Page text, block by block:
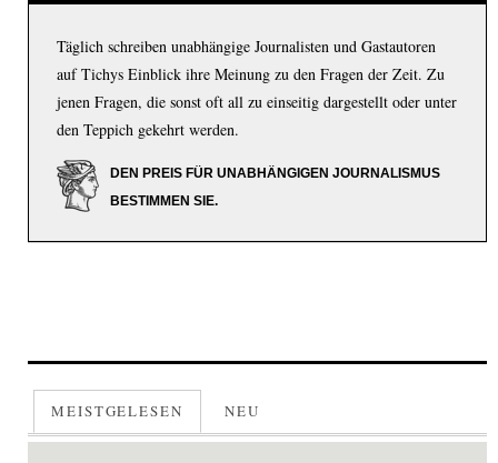
Täglich schreiben unabhängige Journalisten und Gastautoren
auf Tichys Einblick ihre Meinung zu den Fragen der Zeit. Zu
jenen Fragen, die sonst oft all zu einseitig dargestellt oder unter
den Teppich gekehrt werden.
DEN PREIS FÜR UNABHÄNGIGEN JOURNALISMUS
BESTIMMEN SIE.
MEISTGELESEN NEU